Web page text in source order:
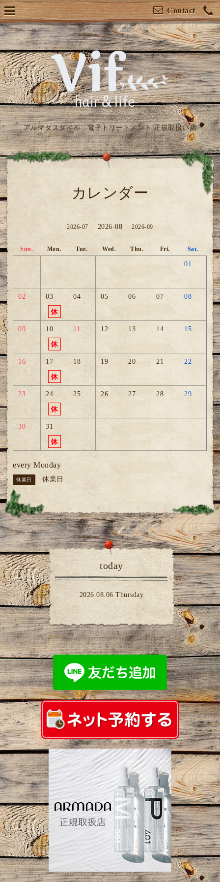
Contact
アルマダスタイル 電子トリートメント 正規取扱い店
カレンダー
2026-07 2026-08 2026-09
Sun. Mon. Tue. Wed. Thu. Fri. Sat.
01
02 03 04 05 06 07 08
09 10 11 12 13 14 15
16 17 18 19 20 21 22
23 24 25 26 27 28 29
30 31
every Monday
休業日 休業日
today
2026.08.06 Thursday